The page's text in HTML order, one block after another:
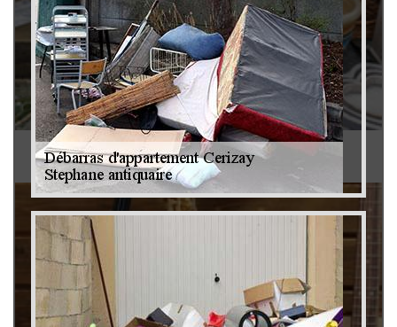
Brocanteur 79